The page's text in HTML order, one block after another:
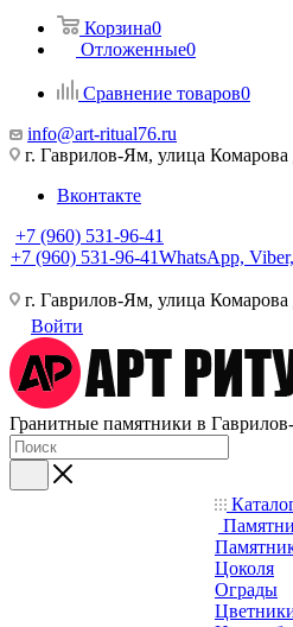
Корзина0
Отложенные0
Сравнение товаров0
info@art-ritual76.ru
г. Гаврилов-Ям, улица Комарова
Вконтакте
+7 (960) 531-96-41
+7 (960) 531-96-41WhatsApp,
г. Гаврилов-Ям, улица Комарова
Войти
Гранитные памятники в
Цоколя
Ограды